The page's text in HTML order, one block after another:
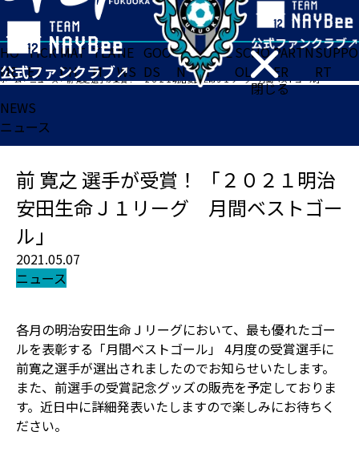
閉じる
HO
ME
TICK
ET
MAT
CH
TEA
M
NE
WS
GOO
DS
FA
N
ACADE
MY
SCHO
OL
PARTN
ER
SUPPO
RT
ホーム>ニュース>前 寛之 選手が受賞！ 「２０２１明治安田生命Ｊ１リーグ 月間ベストゴール」
NEWS
ニュース
前 寛之 選手が受賞！ 「２０２１明治
安田生命Ｊ１リーグ 月間ベストゴー
ル」
2021.05.07
ニュース
各月の明治安田生命Ｊリーグにおいて、最も優れたゴー
ルを表彰する「月間ベストゴール」 4月度の受賞選手に
前寛之選手が選出されましたのでお知らせいたします。
また、前選手の受賞記念グッズの販売を予定しておりま
す。近日中に詳細発表いたしますので楽しみにお待ちく
ださい。